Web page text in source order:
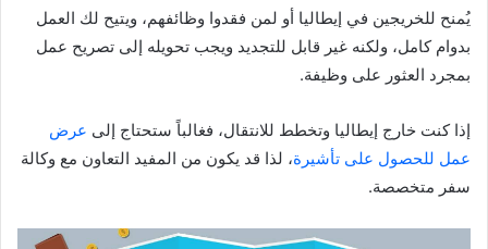
يُمنح للخريجين في إيطاليا أو لمن فقدوا وظائفهم، ويتيح لك العمل
بدوام كامل، ولكنه غير قابل للتجديد ويجب تحويله إلى تصريح عمل
بمجرد العثور على وظيفة.
إذا كنت خارج إيطاليا وتخطط للانتقال، فغالباً ستحتاج إلى عرض
عمل للحصول على تأشيرة، لذا قد يكون من المفيد التعاون مع وكالة
سفر متخصصة.